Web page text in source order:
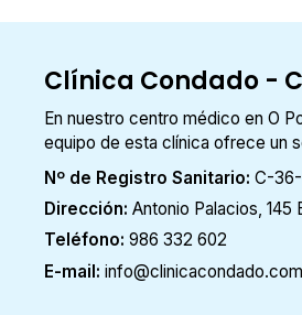
Clínica Condado -
En nuestro centro médico en O
equipo de esta clínica ofrece un
Nº de Registro Sanitario: C-
Dirección: Antonio Palacios,
Teléfono: 986 332 602
E-mail: info@clinicacondado.com